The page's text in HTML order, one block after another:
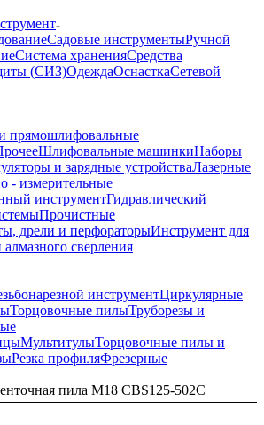
Садовые инструментыРучной
Система храненияСредства
(СИЗ)ОдеждаОснасткаСетевой
прямошлифовальные
Шлифовальные машинкиНаборы
и зарядные устройстваЛазерные
- измерительные
инструментГидравлический
Прочистные
дрели и перфораторыИнструмент для
алмазного сверления
инструментЦиркулярные
Торцовочные пилыТруборезы и
МультитулыТорцовочные пилы и
Резка профиляФрезерные
пила M18 CBS125-502C